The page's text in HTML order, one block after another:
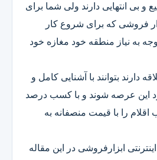
و بی انتهایی دارند ولی شما برای
فروشی که برای شروع کار
به نیاز منطقه خود مغازه خود
دارند بتوانند با آشنایی کامل و
این عرصه شوند و با کسب درصد
را با قیمت منصفانه به
ابزارفروشی در این مقاله